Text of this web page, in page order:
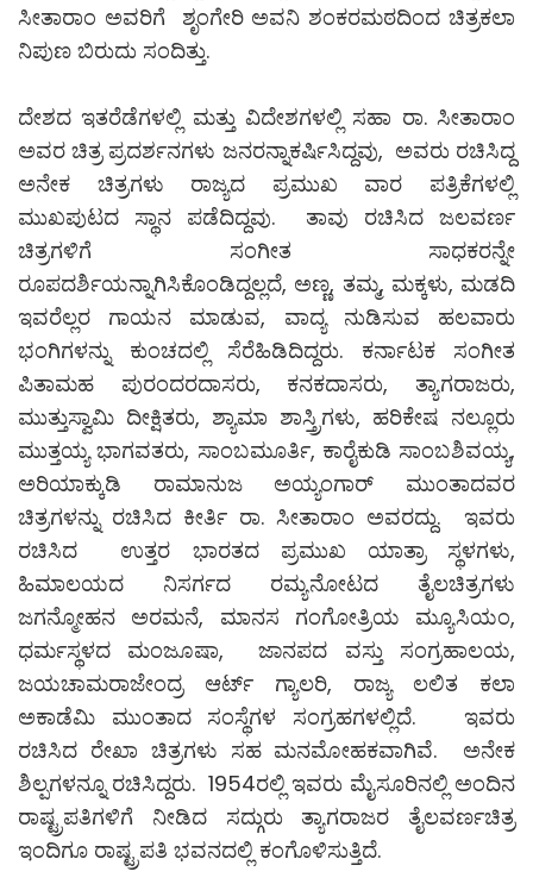
ಸೀತಾರಾಂ ಅವರಿಗೆ ಶೃಂಗೇರಿ ಅವನಿ ಶಂಕರಮಠದಿಂದ ಚಿತ್ರಕಲಾ
ನಿಪುಣ ಬಿರುದು ಸಂದಿತ್ತು.
ದೇಶದ ಇತರೆಡೆಗಳಲ್ಲಿ ಮತ್ತು ವಿದೇಶಗಳಲ್ಲಿ ಸಹಾ ರಾ. ಸೀತಾರಾಂ
ಅವರ ಚಿತ್ರ ಪ್ರದರ್ಶನಗಳು ಜನರನ್ನಾಕರ್ಷಿಸಿದ್ದವು, ಅವರು ರಚಿಸಿದ್ದ
ಅನೇಕ ಚಿತ್ರಗಳು ರಾಜ್ಯದ ಪ್ರಮುಖ ವಾರ ಪತ್ರಿಕೆಗಳಲ್ಲಿ
ಮುಖಪುಟದ ಸ್ಥಾನ ಪಡೆದಿದ್ದವು. ತಾವು ರಚಿಸಿದ ಜಲವರ್ಣ
ಚಿತ್ರಗಳಿಗೆ ಸಂಗೀತ ಸಾಧಕರನ್ನೇ
ರೂಪದರ್ಶಿಯನ್ನಾಗಿಸಿಕೊಂಡಿದ್ದಲ್ಲದೆ, ಅಣ್ಣ, ತಮ್ಮ, ಮಕ್ಕಳು, ಮಡದಿ
ಇವರೆಲ್ಲರ ಗಾಯನ ಮಾಡುವ, ವಾದ್ಯ ನುಡಿಸುವ ಹಲವಾರು
ಭಂಗಿಗಳನ್ನು ಕುಂಚದಲ್ಲಿ ಸೆರೆಹಿಡಿದಿದ್ದರು. ಕರ್ನಾಟಕ ಸಂಗೀತ
ಪಿತಾಮಹ ಪುರಂದರದಾಸರು, ಕನಕದಾಸರು, ತ್ಯಾಗರಾಜರು,
ಮುತ್ತುಸ್ವಾಮಿ ದೀಕ್ಷಿತರು, ಶ್ಯಾಮಾ ಶಾಸ್ತ್ರಿಗಳು, ಹರಿಕೇಷ ನಲ್ಲೂರು
ಮುತ್ತಯ್ಯ ಭಾಗವತರು, ಸಾಂಬಮೂರ್ತಿ, ಕಾರೈಕುಡಿ ಸಾಂಬಶಿವಯ್ಯ,
ಅರಿಯಾಕ್ಕುಡಿ ರಾಮಾನುಜ ಅಯ್ಯಂಗಾರ್ ಮುಂತಾದವರ
ಚಿತ್ರಗಳನ್ನು ರಚಿಸಿದ ಕೀರ್ತಿ ರಾ. ಸೀತಾರಾಂ ಅವರದ್ದು. ಇವರು
ರಚಿಸಿದ ಉತ್ತರ ಭಾರತದ ಪ್ರಮುಖ ಯಾತ್ರಾ ಸ್ಥಳಗಳು,
ಹಿಮಾಲಯದ ನಿಸರ್ಗದ ರಮ್ಯನೋಟದ ತೈಲಚಿತ್ರಗಳು
ಜಗನ್ಮೋಹನ ಅರಮನೆ, ಮಾನಸ ಗಂಗೋತ್ರಿಯ ಮ್ಯೂಸಿಯಂ,
ಧರ್ಮಸ್ಥಳದ ಮಂಜೂಷಾ, ಜಾನಪದ ವಸ್ತು ಸಂಗ್ರಹಾಲಯ,
ಜಯಚಾಮರಾಜೇಂದ್ರ ಆರ್ಟ್ ಗ್ಯಾಲರಿ, ರಾಜ್ಯ ಲಲಿತ ಕಲಾ
ಅಕಾಡೆಮಿ ಮುಂತಾದ ಸಂಸ್ಥೆಗಳ ಸಂಗ್ರಹಗಳಲ್ಲಿದೆ. ಇವರು
ರಚಿಸಿದ ರೇಖಾ ಚಿತ್ರಗಳು ಸಹ ಮನಮೋಹಕವಾಗಿವೆ. ಅನೇಕ
ಶಿಲ್ಪಗಳನ್ನೂ ರಚಿಸಿದ್ದರು. 1954ರಲ್ಲಿ ಇವರು ಮೈಸೂರಿನಲ್ಲಿ ಅಂದಿನ
ರಾಷ್ಟ್ರಪತಿಗಳಿಗೆ ನೀಡಿದ ಸದ್ಗುರು ತ್ಯಾಗರಾಜರ ತೈಲವರ್ಣಚಿತ್ರ
ಇಂದಿಗೂ ರಾಷ್ಟ್ರಪತಿ ಭವನದಲ್ಲಿ ಕಂಗೊಳಿಸುತ್ತಿದೆ.